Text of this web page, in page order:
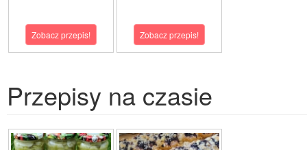
Zobacz przepis! Zobacz przepis!
Przepisy na czasie